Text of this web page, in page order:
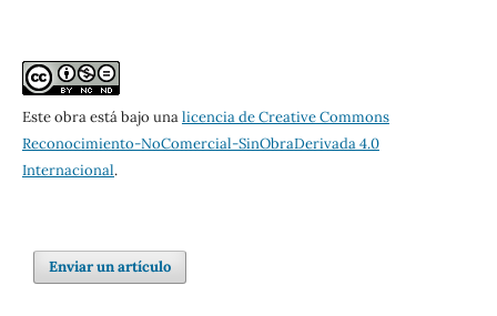
Este obra está bajo unalicencia de Creative Commons
Reconocimiento-NoComercial-SinObraDerivada 4.0
Internacional.
Enviar un artículo